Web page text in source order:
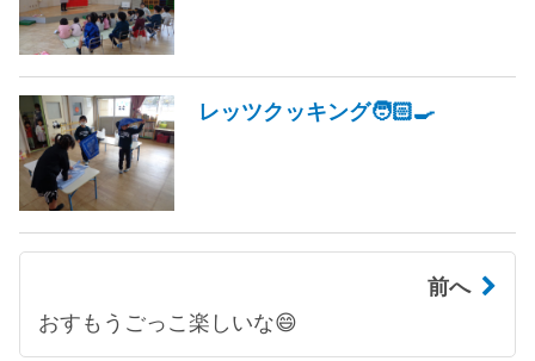
レッツクッキング🧑🏻‍🍳
前へ
おすもうごっこ楽しいな😄